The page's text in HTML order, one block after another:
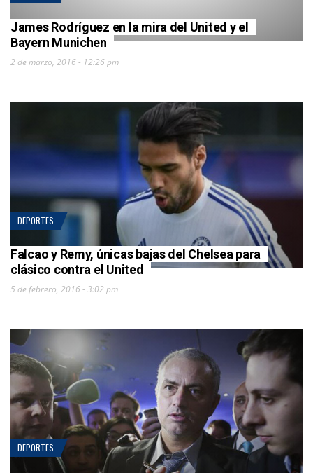
James Rodríguez en la mira del United y el
Bayern Munichen
2 de marzo, 2016 - 12:26 pm
DEPORTES
Falcao y Remy, únicas bajas del Chelsea para
clásico contra el United
5 de febrero, 2016 - 3:02 pm
DEPORTES